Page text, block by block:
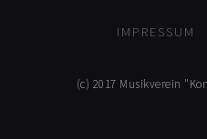
IMPRESSUM
(c) 2017 Musikverein